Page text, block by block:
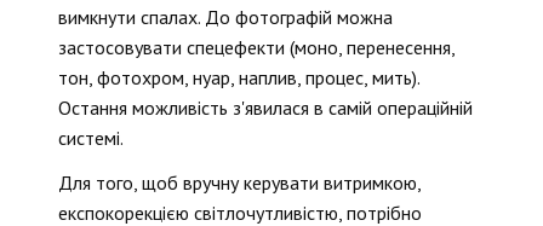
вимкнути спалах. До фотографій можна
застосовувати спецефекти (моно, перенесення,
тон, фотохром, нуар, наплив, процес, мить).
Остання можливість з'явилася в самій операційній
системі.
Для того, щоб вручну керувати витримкою,
експокорекцією світлочутливістю, потрібно